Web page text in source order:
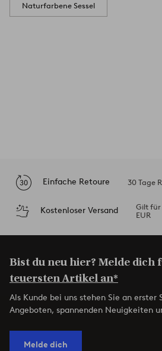
Naturfarbene Sessel
Einfache Retoure 30 Tage
Kostenloser Versand
Gilt für
EUR
Bist du neu hier? Melde dich
teuersten Artikel an*
Als Kunde bei uns stehen Sie an
Angeboten, spannenden Neuigkeiten
Melde dich